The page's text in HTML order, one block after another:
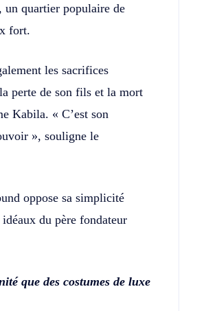
quartier populaire de
fort.
les sacrifices
perte de son fils et la mort
Kabila. « C’est son
», souligne le
oppose sa simplicité
du père fondateur
que des costumes de luxe